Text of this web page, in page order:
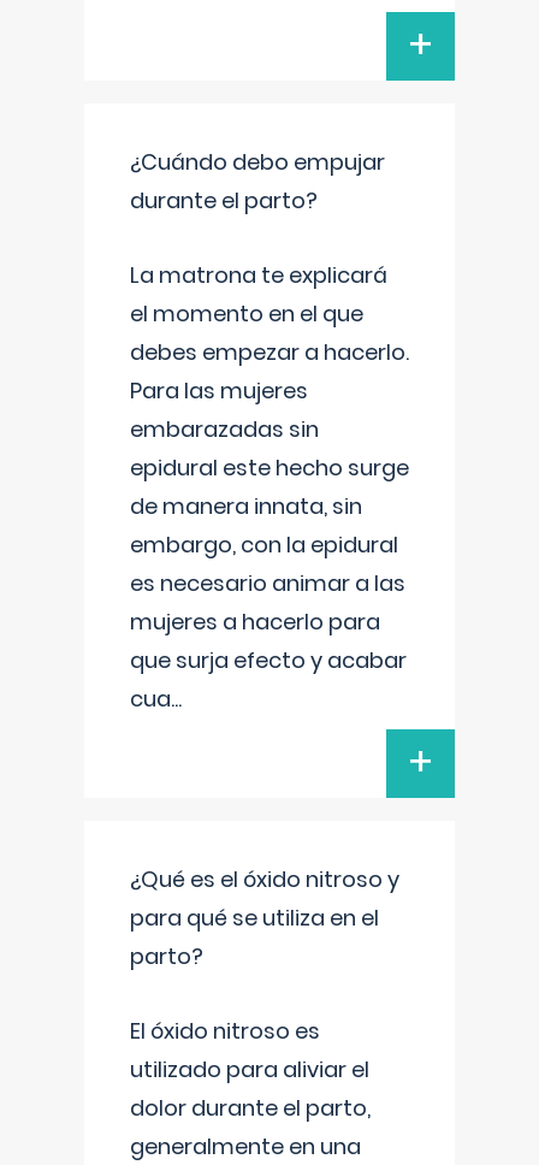
+
¿Cuándo debo empujar
durante el parto?
La matrona te explicará
el momento en el que
debes empezar a hacerlo.
Para las mujeres
embarazadas sin
epidural este hecho surge
de manera innata, sin
embargo, con la epidural
es necesario animar a las
mujeres a hacerlo para
que surja efecto y acabar
cua...
+
¿Qué es el óxido nitroso y
para qué se utiliza en el
parto?
El óxido nitroso es
utilizado para aliviar el
dolor durante el parto,
generalmente en una